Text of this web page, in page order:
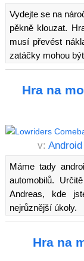
Vydejte se na
pěkně klouzat.
musí převést
zatáčky mohou
Hra na
v:
Máme tady
automobilů.
Andreas, kde
nejrůznější úkoly.
Hra na